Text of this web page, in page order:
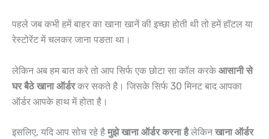
पहले जब कभी हमें बाहर का खाना खानें की इच्छा होती थी तो हमें हॉटल या
रेस्टोरेंट में चलकर जाना पङता था।
लेकिन अब हम बात करे तो आप सिर्फ एक छोटा सा कॉल करके आसानी से
घर बैठे खाना ऑर्डरकर सकते है। जिसके सिर्फ 30 मिनट बाद आपका
ऑर्डर आपके हाथ में होता है।
इसलिए, यदि आप सोच रहे है मुझे खाना ऑर्डर करना हैलेकिनखाना ऑर्डर